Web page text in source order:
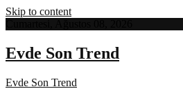
Skip to content
Evde Son Trend
Evde Son Trend